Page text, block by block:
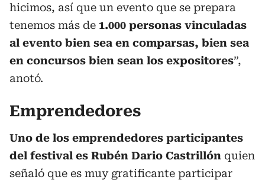
hicimos, así que un evento que se prepara
tenemos más de 1.000 personas vinculadas
al evento bien sea en comparsas, bien sea
en concursos bien sean los expositores”,
anotó.
Emprendedores
Uno de los emprendedores participantes
del festival es Rubén Dario Castrillón quien
señaló que es muy gratificante participar